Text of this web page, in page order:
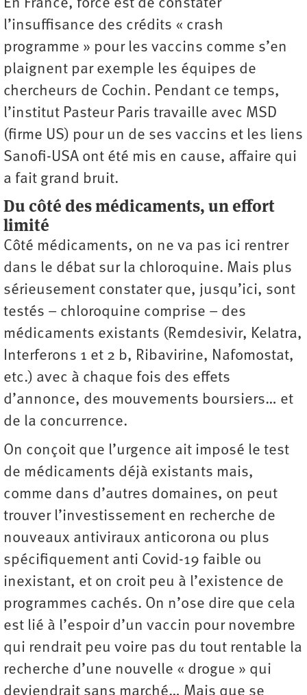
En France, force est de constater
l’insuffisance des crédits « crash
programme » pour les vaccins comme s’en
plaignent par exemple les équipes de
chercheurs de Cochin. Pendant ce temps,
l’institut Pasteur Paris travaille avec MSD
(firme US) pour un de ses vaccins et les liens
Sanofi-USA ont été mis en cause, affaire qui
a fait grand bruit.
Du côté des médicaments, un effort
limité
Côté médicaments, on ne va pas ici rentrer
dans le débat sur la chloroquine. Mais plus
sérieusement constater que, jusqu’ici, sont
testés – chloroquine comprise – des
médicaments existants (Remdesivir, Kelatra,
Interferons 1 et 2 b, Ribavirine, Nafomostat,
etc.) avec à chaque fois des effets
d’annonce, des mouvements boursiers… et
de la concurrence.
On conçoit que l’urgence ait imposé le test
de médicaments déjà existants mais,
comme dans d’autres domaines, on peut
trouver l’investissement en recherche de
nouveaux antiviraux anticorona ou plus
spécifiquement anti Covid-19 faible ou
inexistant, et on croit peu à l’existence de
programmes cachés. On n’ose dire que cela
est lié à l’espoir d’un vaccin pour novembre
qui rendrait peu voire pas du tout rentable la
recherche d’une nouvelle « drogue » qui
deviendrait sans marché… Mais que se